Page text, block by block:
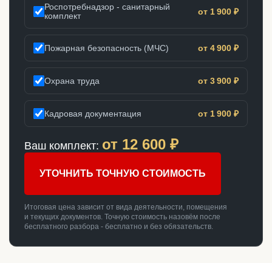
Роспотребнадзор - санитарный
комплект
от 1 900 ₽
Пожарная безопасность (МЧС) от 4 900 ₽
Охрана труда от 3 900 ₽
Кадровая документация от 1 900 ₽
Ваш комплект: от 12 600 ₽
УТОЧНИТЬ ТОЧНУЮ СТОИМОСТЬ
Итоговая цена зависит от вида деятельности, помещения
и текущих документов. Точную стоимость назовём после
бесплатного разбора - бесплатно и без обязательств.